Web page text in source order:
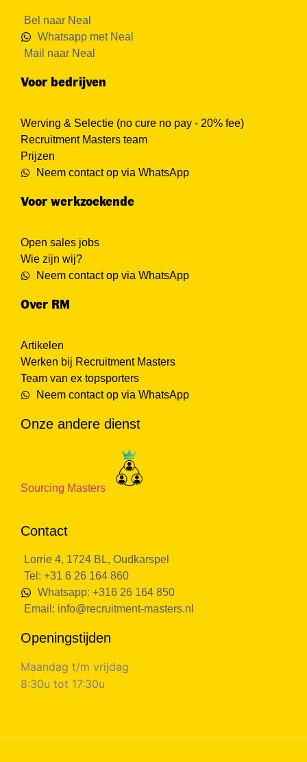
Bel naar Neal
Whatsapp met Neal
Mail naar Neal
Voor bedrijven
Werving & Selectie (no cure no pay - 20% fee)
Recruitment Masters team
Prijzen
Neem contact op via WhatsApp
Voor werkzoekende
Open sales jobs
Wie zijn wij?
Neem contact op via WhatsApp
Over RM
Artikelen
Werken bij Recruitment Masters
Team van ex topsporters
Neem contact op via WhatsApp
Onze andere dienst
Sourcing Masters
Contact
Lorrie 4, 1724 BL, Oudkarspel
Tel: +31 6 26 164 860
Whatsapp: +316 26 164 850
Email: info@recruitment-masters.nl
Openingstijden
Maandag t/m vrijdag
8:30u tot 17:30u